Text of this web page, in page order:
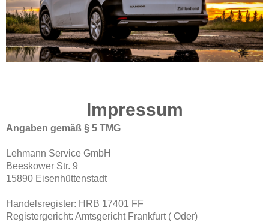
Impressum
Angaben gemäß § 5 TMG
Lehmann Service GmbH
Beeskower Str. 9
15890 Eisenhüttenstadt
Handelsregister: HRB 17401 FF
Registergericht: Amtsgericht Frankfurt ( Oder)